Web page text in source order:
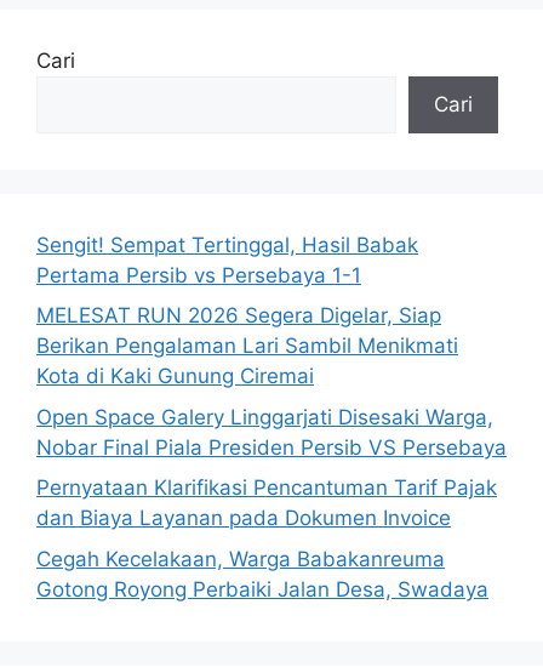
Cari
Cari
Sengit! Sempat Tertinggal, Hasil Babak
Pertama Persib vs Persebaya 1-1
MELESAT RUN 2026 Segera Digelar, Siap
Berikan Pengalaman Lari Sambil Menikmati
Kota di Kaki Gunung Ciremai
Open Space Galery Linggarjati Disesaki Warga,
Nobar Final Piala Presiden Persib VS Persebaya
Pernyataan Klarifikasi Pencantuman Tarif Pajak
dan Biaya Layanan pada Dokumen Invoice
Cegah Kecelakaan, Warga Babakanreuma
Gotong Royong Perbaiki Jalan Desa, Swadaya